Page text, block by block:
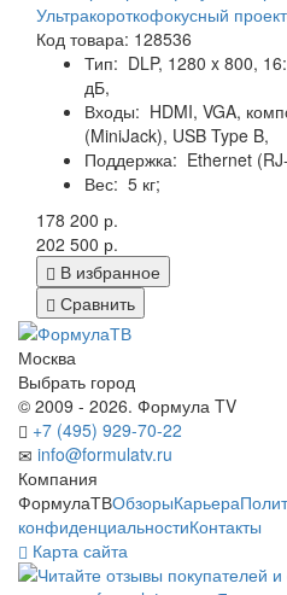
Ультракороткофокусный
Код товара: 128536
Тип: DLP, 1280 x 800,
дБ,
Входы: HDMI, VGA,
(MiniJack), USB Type B,
Поддержка: Ethernet
Вес: 5 кг;
178 200 р.
202 500 р.
В избранное
Сравнить
Москва
Выбрать город
© 2009 - 2026. Формула TV
+7 (495) 929-70-22
info@formulatv.ru
Компания
ФормулаТВОбзорыКарьера
конфиденциальностиКонтакты
Карта сайта